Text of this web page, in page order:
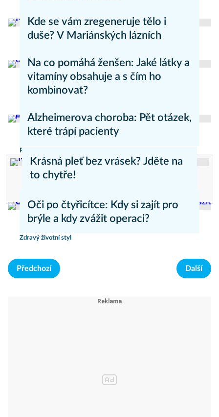
Kde se vám zregeneruje tělo i
duše? V Mariánských lázních
Na co pomáhá ženšen: Jaké látky a
vitamíny obsahuje a s čím ho
kombinovat?
Alzheimerova choroba: Pět otázek,
které trápí pacienty
Psychika
Krásná pleť bez vrásek? Jděte na
to chytře!
Oči po čtyřicítce: Kdy si zajít pro
brýle a kdy zvážit operaci?
Zdravý životní styl
Předchozí Další